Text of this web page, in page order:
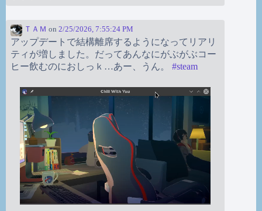
ＴＡＭ on 2/25/2026, 7:55:24 PM
アップデートで結構離席するようになってリアリ
ティが増しました。だってあんなにがぶがぶコー
ヒー飲むのにおしっｋ…あー、うん。 #steam